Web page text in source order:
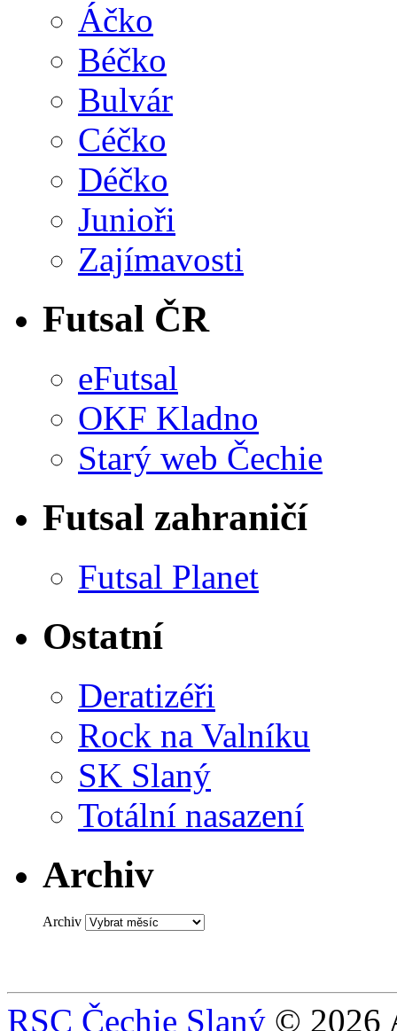
Áčko
Béčko
Bulvár
Céčko
Déčko
Junioři
Zajímavosti
Futsal ČR
eFutsal
OKF Kladno
Starý web Čechie
Futsal zahraničí
Futsal Planet
Ostatní
Deratizéři
Rock na Valníku
SK Slaný
Totální nasazení
Archiv
Archiv
RSC Čechie Slaný © 2026